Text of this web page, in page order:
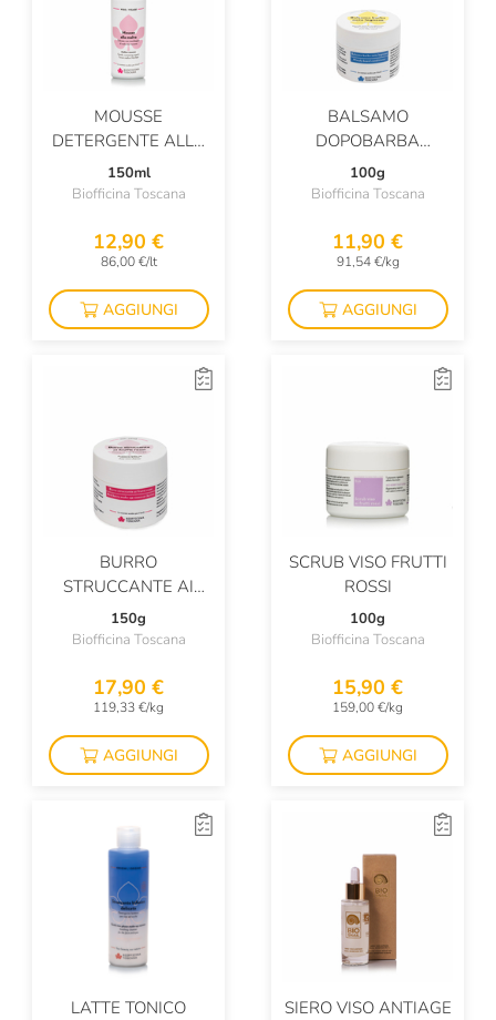
MOUSSE
DETERGENTE ALLA
MALVA
150ml
Biofficina Toscana
12,90 €
86,00 €/lt
AGGIUNGI
BALSAMO
DOPOBARBA
LEGNOSO
100g
Biofficina Toscana
11,90 €
91,54 €/kg
AGGIUNGI
BURRO
STRUCCANTE AI
FRUTTI ROSSI
150g
Biofficina Toscana
17,90 €
119,33 €/kg
AGGIUNGI
SCRUB VISO FRUTTI
ROSSI
100g
Biofficina Toscana
15,90 €
159,00 €/kg
AGGIUNGI
LATTE TONICO
SIERO VISO ANTIAGE